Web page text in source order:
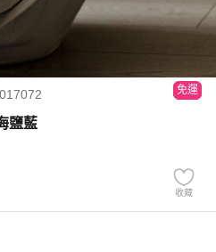
免運
鹽藍
收藏